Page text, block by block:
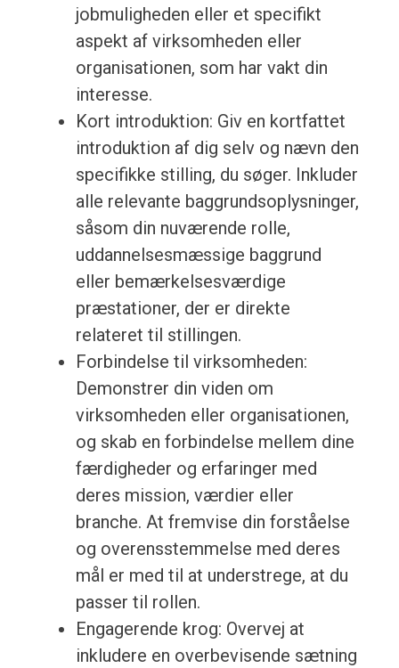
jobmuligheden eller et specifikt
aspekt af virksomheden eller
organisationen, som har vakt din
interesse.
Kort introduktion: Giv en kortfattet
introduktion af dig selv og nævn den
specifikke stilling, du søger. Inkluder
alle relevante baggrundsoplysninger,
såsom din nuværende rolle,
uddannelsesmæssige baggrund
eller bemærkelsesværdige
præstationer, der er direkte
relateret til stillingen.
Forbindelse til virksomheden:
Demonstrer din viden om
virksomheden eller organisationen,
og skab en forbindelse mellem dine
færdigheder og erfaringer med
deres mission, værdier eller
branche. At fremvise din forståelse
og overensstemmelse med deres
mål er med til at understrege, at du
passer til rollen.
Engagerende krog: Overvej at
inkludere en overbevisende sætning